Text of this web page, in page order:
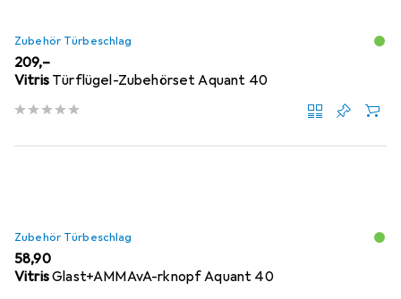
Zubehör Türbeschlag
EUR
209,–
Vitris Türflügel-Zubehörset Aquant 40
Zubehör Türbeschlag
EUR
58,90
VitrisGlast+AMMAvA-rknopf Aquant 40